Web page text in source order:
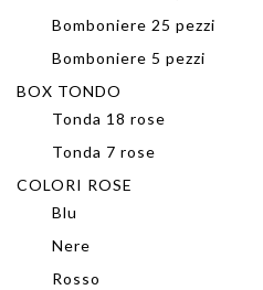
Bomboniere 25 pezzi
Bomboniere 5 pezzi
BOX TONDO
Tonda 18 rose
Tonda 7 rose
COLORI ROSE
Blu
Nere
Rosso